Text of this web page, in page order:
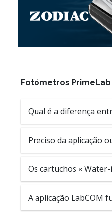
Fotómetros
Qual é a diferença
Preciso da aplicação
Os cartuchos «
A aplicação LabCOM